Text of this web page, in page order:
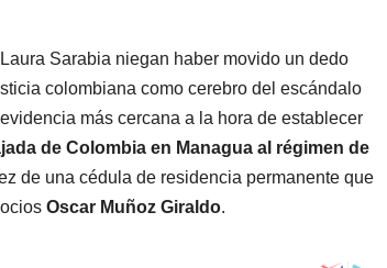
Sarabia niegan haber movido un dedo
colombiana como cerebro del escándalo
más cercana a la hora de establecer
de Colombia en Managua al régimen de
de una cédula de residencia permanente que
Oscar Muñoz Giraldo.